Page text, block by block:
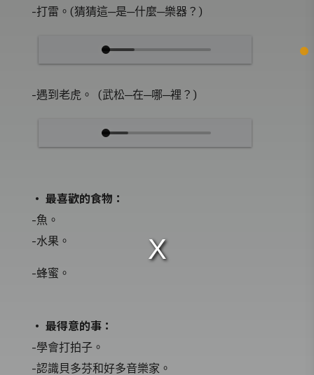
-打雷。(猜猜這─是─什麼─樂器？)
-遇到老虎。 (武松─在─哪─裡？)
‧ 最喜歡的食物：
-魚。
-水果。
-蜂蜜。
‧ 最得意的事：
-學會打拍子。
-認識貝多芬和好多音樂家。